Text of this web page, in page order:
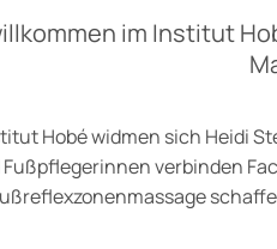
im Institut
Hobé widmen sich Heidi
verbinden